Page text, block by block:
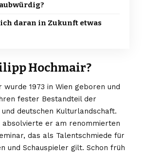
daran in Zukunft etwas
Hochmair?
wurde 1973 in Wien geboren und
fester Bestandteil der
deutschen Kulturlandschaft.
absolvierte er am renommierten
das als Talentschmiede für
und Schauspieler gilt. Schon früh